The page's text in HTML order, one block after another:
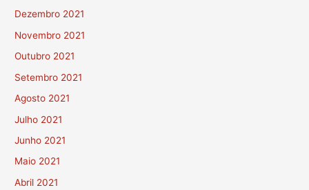
Dezembro 2021
Novembro 2021
Outubro 2021
Setembro 2021
Agosto 2021
Julho 2021
Junho 2021
Maio 2021
Abril 2021